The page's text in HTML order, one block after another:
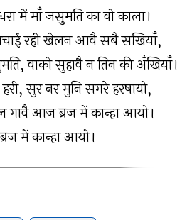
में माँ जसुमति का वो काला।
रही खेलन आवै सबै सखियाँ,
वाको सुहावै न तिन की अँखियाँ।
सुर नर मुनि सगरे हरषायो,
आज ब्रज में कान्हा आयो।
में कान्हा आयो।